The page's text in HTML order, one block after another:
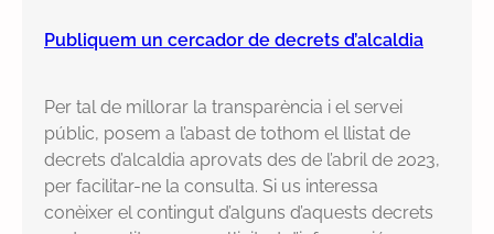
Publiquem un cercador de decrets d’alcaldia
Per tal de millorar la transparència i el servei
públic, posem a l’abast de tothom el llistat de
decrets d’alcaldia aprovats des de l’abril de 2023,
per facilitar-ne la consulta. Si us interessa
conèixer el contingut d’alguns d’aquests decrets